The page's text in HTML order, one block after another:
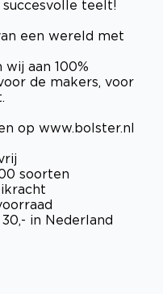
teelt!
een wereld met
aan 100%
de makers, voor
op www.bolster.nl
soorten
in Nederland